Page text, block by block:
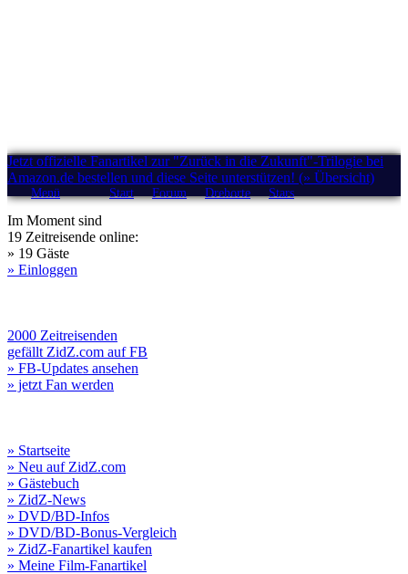
Jetzt offizielle Fanartikel zur "Zurück in die Zukunft"-Trilogie bei
Amazon.de bestellen und diese Seite unterstützen! (» Übersicht)
Menü Start Forum Drehorte Stars
Im Moment sind
19 Zeitreisende online:
» 19 Gäste
» Einloggen
2000 Zeitreisenden
gefällt ZidZ.com auf FB
» FB-Updates ansehen
» jetzt Fan werden
» Startseite
» Neu auf ZidZ.com
» Gästebuch
» ZidZ-News
» DVD/BD-Infos
» DVD/BD-Bonus-Vergleich
» ZidZ-Fanartikel kaufen
» Meine Film-Fanartikel